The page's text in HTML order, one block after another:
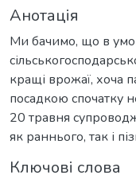
Анотація
Ми бачимо, що в
кращі врожаї, хоча
посадкою спочатку
20 травня
як раннього, так і
Ключові слова